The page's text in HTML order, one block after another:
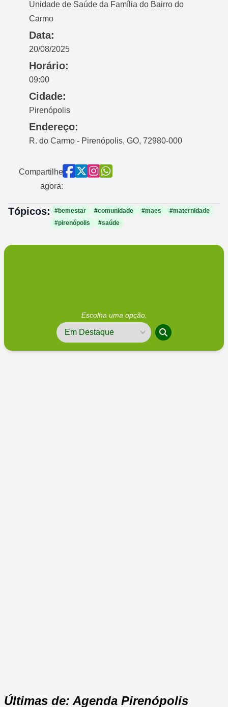
Unidade de Saúde da Família do Bairro do
Carmo
Data:
20/08/2025
Horário:
09:00
Cidade:
Pirenópolis
Endereço:
R. do Carmo - Pirenópolis, GO, 72980-000
Compartilhe
agora:
Tópicos: #bemestar #comunidade #maes
#maternidade
#pirenópolis
#saúde
Escolha uma opção.
Últimas de: Agenda Pirenópolis